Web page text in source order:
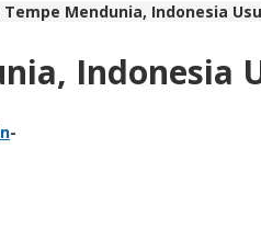
Tempe Mendunia, Indonesia
Indonesia
-